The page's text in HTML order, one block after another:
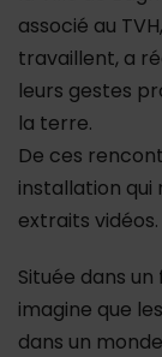
associé au
travaillent, a
leurs gestes
la terre.
De ces
installation qui
extraits vidéos.
Située dans
imagine que
dans un